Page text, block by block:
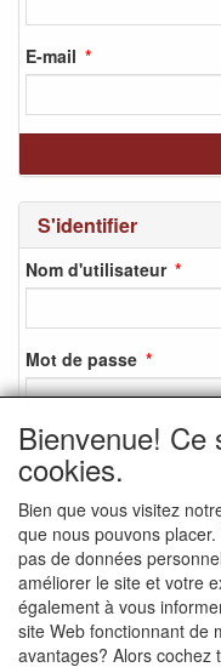
E-mail
S'identifier
Nom d'utilisateur
Mot de passe
S'inscrire
Mot de passe oublié ?
Bienvenue! Ce
cookies.
Bien que vous visitez
que nous pouvons
pas de données
améliorer le site et votre
également à vous
site Web fonctionnant de
avantages? Alors cochez